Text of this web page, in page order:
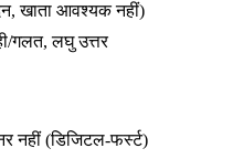
खाता आवश्यक नहीं)
गलत, लघु उत्तर
नहीं (डिजिटल-फर्स्ट)